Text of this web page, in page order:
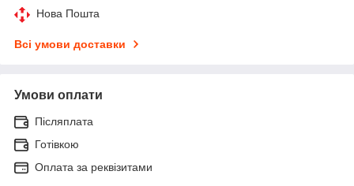
Нова Пошта
Всі умови доставки
Умови оплати
Післяплата
Готівкою
Оплата за реквізитами